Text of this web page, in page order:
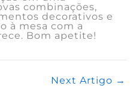
combinações,
decorativos e
à mesa com a
Bom apetite!
Next Artigo →